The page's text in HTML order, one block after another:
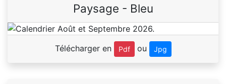
Paysage - Bleu
Télécharger en Pdf ou Jpg